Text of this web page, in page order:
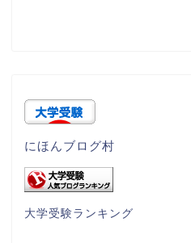
にほんブログ村
大学受験ランキング